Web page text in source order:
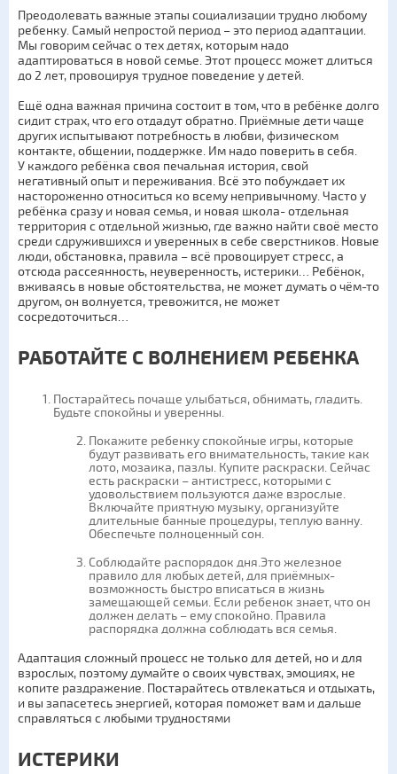
Преодолевать важные этапы социализации трудно любому
ребенку. Самый непростой период – это период адаптации.
Мы говорим сейчас о тех детях, которым надо
адаптироваться в новой семье. Этот процесс может длиться
до 2 лет, провоцируя трудное поведение у детей.
Ещё одна важная причина состоит в том, что в ребёнке долго
сидит страх, что его отдадут обратно. Приёмные дети чаще
других испытывают потребность в любви, физическом
контакте, общении, поддержке. Им надо поверить в себя.
У каждого ребёнка своя печальная история, свой
негативный опыт и переживания. Всё это побуждает их
настороженно относиться ко всему непривычному. Часто у
ребёнка сразу и новая семья, и новая школа- отдельная
территория с отдельной жизнью, где важно найти своё место
среди сдружившихся и уверенных в себе сверстников. Новые
люди, обстановка, правила – всё провоцирует стресс, а
отсюда рассеянность, неуверенность, истерики… Ребёнок,
вживаясь в новые обстоятельства, не может думать о чём-то
другом, он волнуется, тревожится, не может
сосредоточиться…
РАБОТАЙТЕ С ВОЛНЕНИЕМ РЕБЕНКА
Постарайтесь почаще улыбаться, обнимать, гладить.
Будьте спокойны и уверенны.
Покажите ребенку спокойные игры, которые
будут развивать его внимательность, такие как
лото, мозаика, пазлы. Купите раскраски. Сейчас
есть раскраски – антистресс, которыми с
удовольствием пользуются даже взрослые.
Включайте приятную музыку, организуйте
длительные банные процедуры, теплую ванну.
Обеспечьте полноценный сон.
Соблюдайте распорядок дня.Это железное
правило для любых детей, для приёмных-
возможность быстро вписаться в жизнь
замещающей семьи. Если ребенок знает, что он
должен делать – ему спокойно. Правила
распорядка должна соблюдать вся семья.
Адаптация сложный процесс не только для детей, но и для
взрослых, поэтому думайте о своих чувствах, эмоциях, не
копите раздражение. Постарайтесь отвлекаться и отдыхать,
и вы запасетесь энергией, которая поможет вам и дальше
справляться с любыми трудностями
ИСТЕРИКИ